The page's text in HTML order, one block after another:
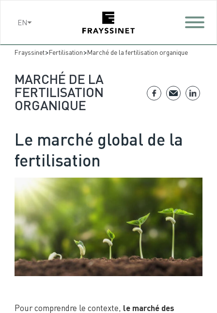
EN
Frayssinet>Fertilisation>Marché de la fertilisation organique
MARCHÉ DE LA
FERTILISATION
ORGANIQUE
Le marché global de la
fertilisation
Pour comprendre le contexte, le marché des